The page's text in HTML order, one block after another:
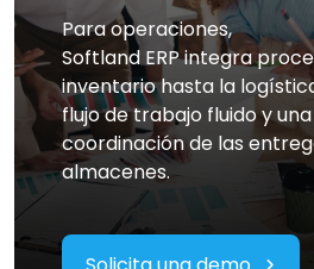
Para operaciones,
Softland ERP integra
inventario hasta la
flujo de trabajo fluido y
coordinación de las
almacenes.